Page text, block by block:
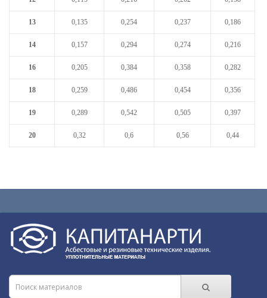
13 0,135 0,254 0,237 0,186
14 0,157 0,294 0,274 0,216
16 0,205 0,384 0,358 0,282
18 0,259 0,486 0,454 0,356
19 0,289 0,542 0,505 0,397
20 0,32 0,6 0,56 0,44